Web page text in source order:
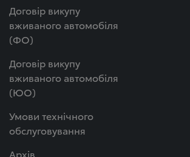
Договір викупу
вживаного автомобіля
(ФО)
Договір викупу
вживаного автомобіля
(ЮО)
Умови технічного
обслуговування
Архів